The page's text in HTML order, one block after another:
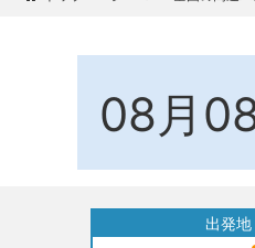
08月
出発地